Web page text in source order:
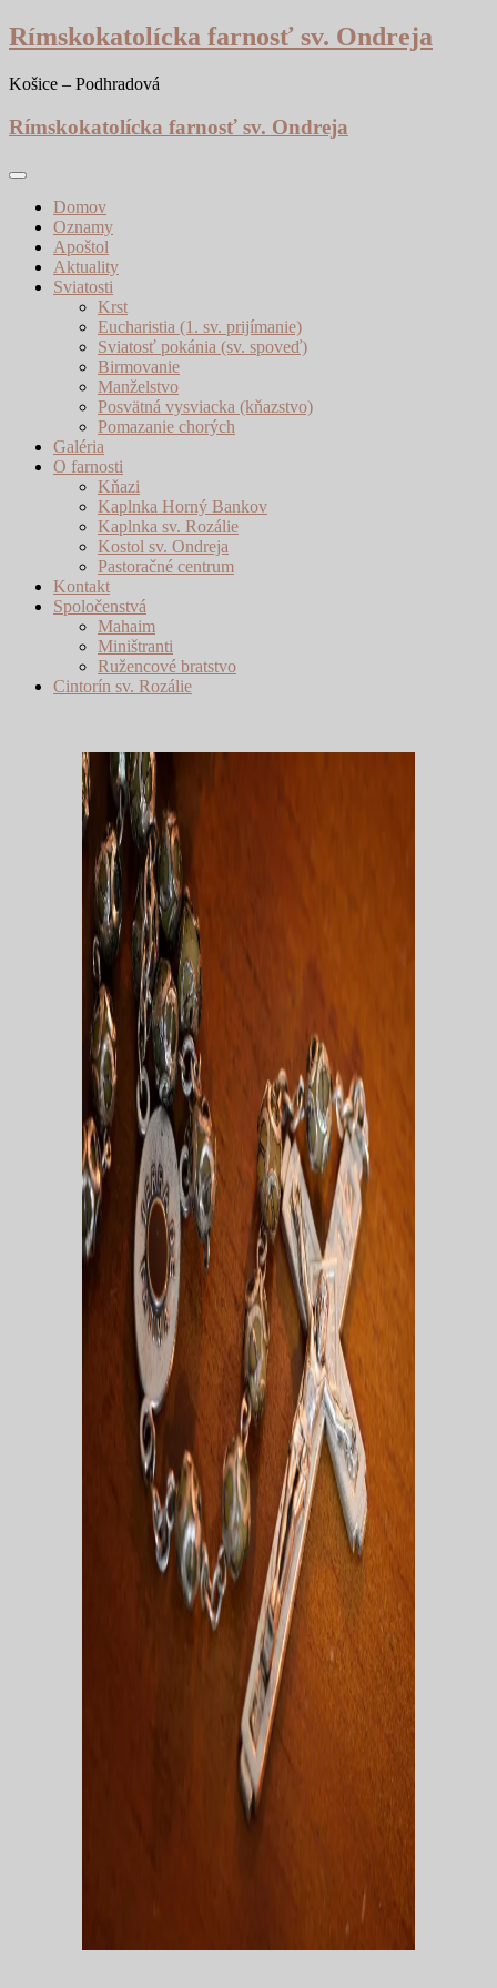
Skip
to
Rímskokatolícka farnosť sv. Ondreja
Košice – Podhradová
Rímskokatolícka farnosť sv. Ondreja
Domov
Oznamy
Apoštol
Aktuality
Sviatosti
Krst
Eucharistia (1. sv. prijímanie)
Sviatosť pokánia (sv. spoveď)
Birmovanie
Manželstvo
Posvätná vysviacka (kňazstvo)
Pomazanie chorých
Galéria
O farnosti
Kňazi
Kaplnka Horný Bankov
Kaplnka sv. Rozálie
Kostol sv. Ondreja
Pastoračné centrum
Kontakt
Spoločenstvá
Mahaim
Miništranti
Ružencové bratstvo
Cintorín sv. Rozálie